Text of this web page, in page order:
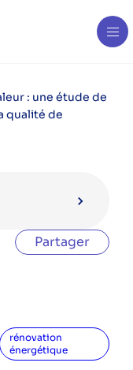
: une étude de
qualité de
Partager
rénovation
énergétique